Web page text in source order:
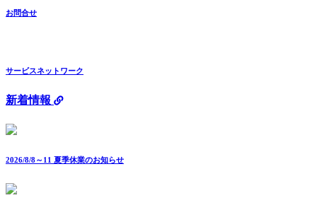
お問合せ
サービスネットワーク
新着情報
2026/8/8～11 夏季休業のお知らせ